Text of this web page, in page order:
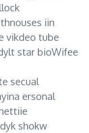
iin
vikdeo tube
star bioWifee
secual
ersonal
shokw